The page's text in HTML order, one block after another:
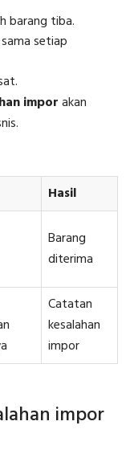
barang tiba.
setiap
imporakan
Hasil
Barang
diterima
Catatan
kesalahan
impor
impor